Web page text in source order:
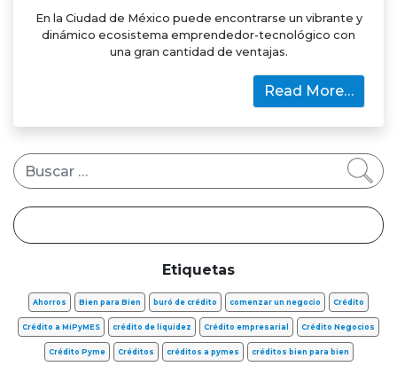
En la Ciudad de México puede encontrarse un vibrante y
dinámico ecosistema emprendedor-tecnológico con
una gran cantidad de ventajas.
Read More…
Etiquetas
Ahorros Bien para Bien buró de crédito comenzar un negocio Crédito
Crédito a MiPyMES crédito de liquidez Crédito empresarial Crédito Negocios
Crédito Pyme Créditos créditos a pymes créditos bien para bien